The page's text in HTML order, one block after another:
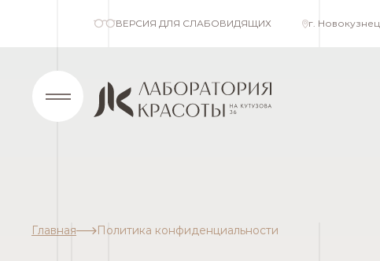
ВЕРСИЯ ДЛЯ СЛАБОВИДЯЩИХ г.
О клинике
Главная Политика конфиденциальности